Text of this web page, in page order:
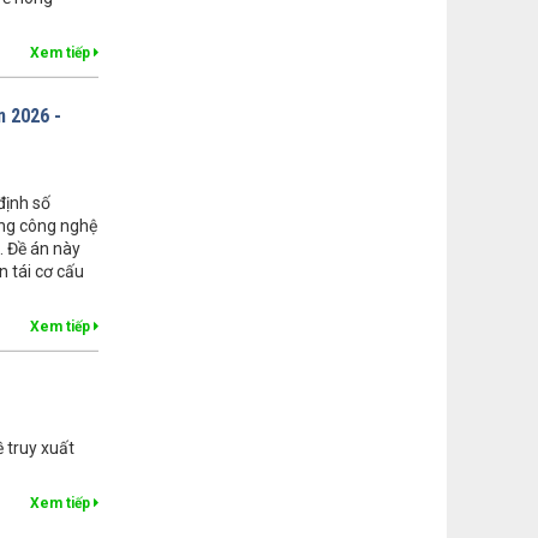
Xem tiếp
2026 -
số
công nghệ
Đề án này
tái cơ cấu
Xem tiếp
truy xuất
Xem tiếp